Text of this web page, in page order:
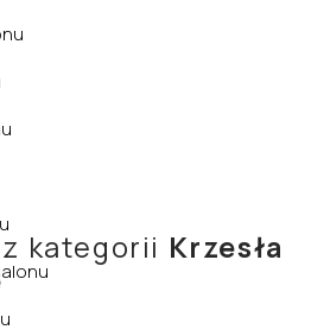
kategorii Krzesła